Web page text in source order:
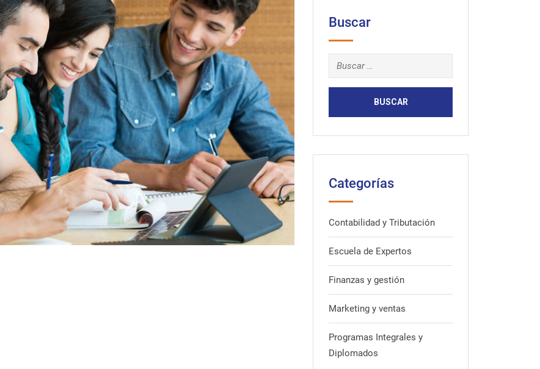
Buscar
Buscar:
Categorías
Contabilidad y Tributación
Escuela de Expertos
Finanzas y gestión
Marketing y ventas
Programas Integrales y
Diplomados